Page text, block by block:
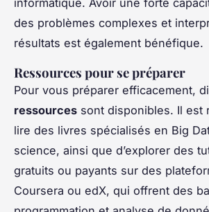
des problèmes complexes et
résultats est également bénéfique.
Ressources pour se préparer
Pour vous préparer efficacement,
ressources sont disponibles. Il est
lire des livres spécialisés en Big
science, ainsi que d’explorer des
gratuits ou payants sur des
Coursera ou edX, qui offrent des